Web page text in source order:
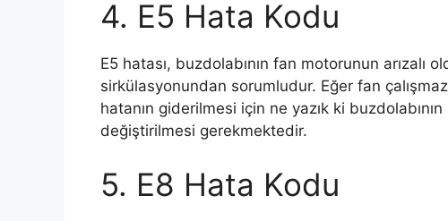
4. E5 Hata Kodu
E5 hatası, buzdolabının fan motorunun arızalı
sirkülasyonundan sorumludur. Eğer fan
hatanın giderilmesi için ne yazık ki
değiştirilmesi gerekmektedir.
5. E8 Hata Kodu